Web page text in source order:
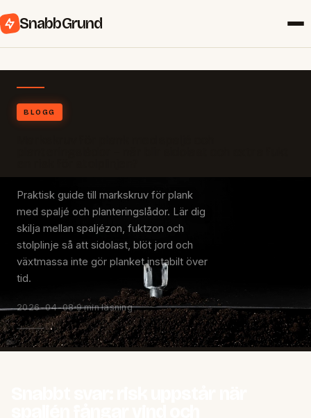
SnabbGrund
BLOGG
Praktisk guide till markskruv för plank
med spaljé och planteringslådor. Lär dig
skilja mellan spaljézon, fuktzon och
stolplinje så att sidolast, blöt jord och
växtmassa inte gör planket instabilt över
tid.
2026-04-08 9 min läsning